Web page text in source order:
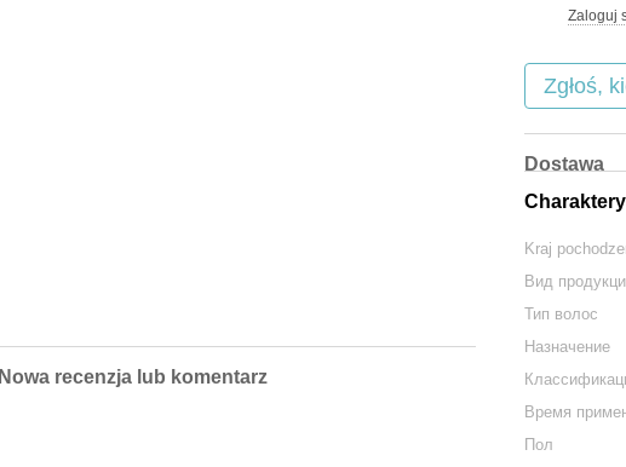
Nowa recenzja lub komentarz
Zaloguj
Zgłoś,
Dostawa
Kraj
Вид
Тип волос
Назначение
Время
Пол